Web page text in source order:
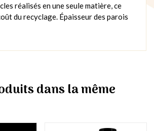
réalisés en une seule matière, ce
du recyclage. Épaisseur des parois
dans la même